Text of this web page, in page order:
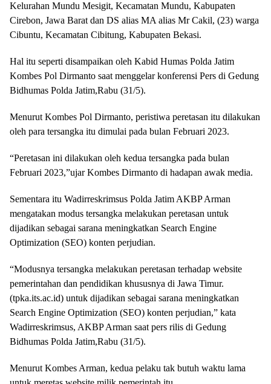
Kelurahan Mundu Mesigit, Kecamatan Mundu, Kabupaten
Cirebon, Jawa Barat dan DS alias MA alias Mr Cakil, (23) warga
Cibuntu, Kecamatan Cibitung, Kabupaten Bekasi.
Hal itu seperti disampaikan oleh Kabid Humas Polda Jatim
Kombes Pol Dirmanto saat menggelar konferensi Pers di Gedung
Bidhumas Polda Jatim,Rabu (31/5).
Menurut Kombes Pol Dirmanto, peristiwa peretasan itu dilakukan
oleh para tersangka itu dimulai pada bulan Februari 2023.
“Peretasan ini dilakukan oleh kedua tersangka pada bulan
Februari 2023,”ujar Kombes Dirmanto di hadapan awak media.
Sementara itu Wadirreskrimsus Polda Jatim AKBP Arman
mengatakan modus tersangka melakukan peretasan untuk
dijadikan sebagai sarana meningkatkan Search Engine
Optimization (SEO) konten perjudian.
“Modusnya tersangka melakukan peretasan terhadap website
pemerintahan dan pendidikan khususnya di Jawa Timur.
(tpka.its.ac.id) untuk dijadikan sebagai sarana meningkatkan
Search Engine Optimization (SEO) konten perjudian,” kata
Wadirreskrimsus, AKBP Arman saat pers rilis di Gedung
Bidhumas Polda Jatim,Rabu (31/5).
Menurut Kombes Arman, kedua pelaku tak butuh waktu lama